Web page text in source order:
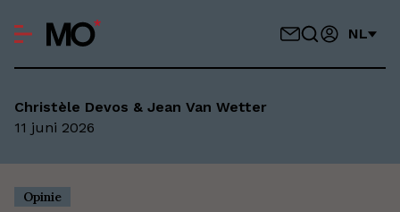
NL
Christèle Devos & Jean Van Wetter
11 juni 2026
Opinie